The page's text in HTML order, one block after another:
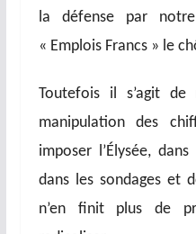
la défense par
« Emplois Francs » le
Toutefois il s’agit
manipulation des
imposer l’Élysée,
dans les sondages et
n’en finit plus de